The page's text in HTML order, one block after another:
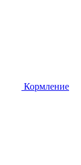
Кормление